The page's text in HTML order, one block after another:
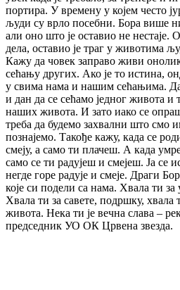
портира. У времену у којем често
људи су врло посебни. Бора више
али оно што је оставио не нестаје.
дела, оставио је траг у животима
Кажу да човек заправо живи
сећању других. Ако је то истина,
у свима нама и нашим сећањима.
и дан да се сећамо једног живота и
наших живота. И зато иако се
треба да будемо захвални што смо
познајемо. Такође кажу, када се
смеју, а само ти плачеш. А када
само се ти радујеш и смејеш. Ја се
негде горе радује и смеје. Драги
које си подели са нама. Хвала ти за
Хвала ти за савете, подршку,
живота. Нека ти је вечна слава –
председник УО ОК Црвена звезда.